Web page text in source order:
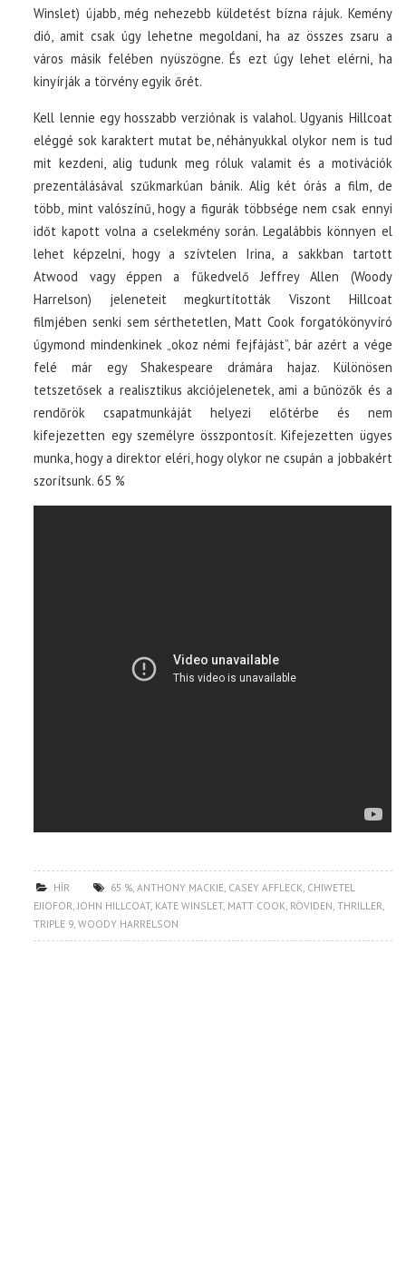
Winslet) újabb, még nehezebb küldetést bízna rájuk. Kemény
dió, amit csak úgy lehetne megoldani, ha az összes zsaru a
város másik felében nyüszögne. És ezt úgy lehet elérni, ha
kinyírják a törvény egyik őrét.
Kell lennie egy hosszabb verziónak is valahol. Ugyanis Hillcoat
eléggé sok karaktert mutat be, néhányukkal olykor nem is tud
mit kezdeni, alig tudunk meg róluk valamit és a motivációk
prezentálásával szűkmarkúan bánik. Alig két órás a film, de
több, mint valószínű, hogy a figurák többsége nem csak ennyi
időt kapott volna a cselekmény során. Legalábbis könnyen el
lehet képzelni, hogy a szívtelen Irina, a sakkban tartott
Atwood vagy éppen a fűkedvelő Jeffrey Allen (Woody
Harrelson) jeleneteit megkurtították Viszont Hillcoat
filmjében senki sem sérthetetlen, Matt Cook forgatókönyvíró
úgymond mindenkinek „okoz némi fejfájást”, bár azért a vége
felé már egy Shakespeare drámára hajaz. Különösen
tetszetősek a realisztikus akciójelenetek, ami a bűnözők és a
rendőrök csapatmunkáját helyezi előtérbe és nem
kifejezetten egy személyre összpontosít. Kifejezetten ügyes
munka, hogy a direktor eléri, hogy olykor ne csupán a jobbakért
szorítsunk. 65 %
HÍR 65 %,ANTHONY MACKIE, CASEY AFFLECK, CHIWETEL
EJIOFOR,JOHN HILLCOAT, KATE WINSLET, MATT COOK, RÖVIDEN,THRILLER,
TRIPLE 9,WOODY HARRELSON